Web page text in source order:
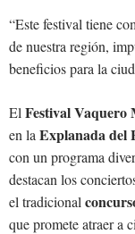
“Este festival tiene
de nuestra región,
beneficios para la
El Festival Vaquero
en la Explanada del
con un programa
destacan los
el tradicional
que promete atraer a